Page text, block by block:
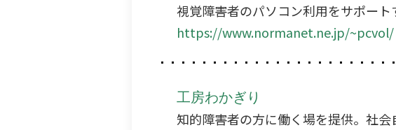
視覚障害者のパソコン利用をサポート
https://www.normanet.ne.jp/~pcvol/
工房わかぎり
知的障害者の方に働く場を提供。社